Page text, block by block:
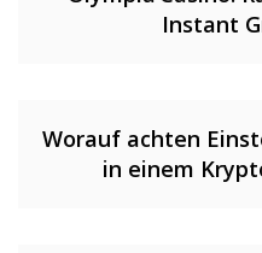
Instant
Worauf achten
in einem